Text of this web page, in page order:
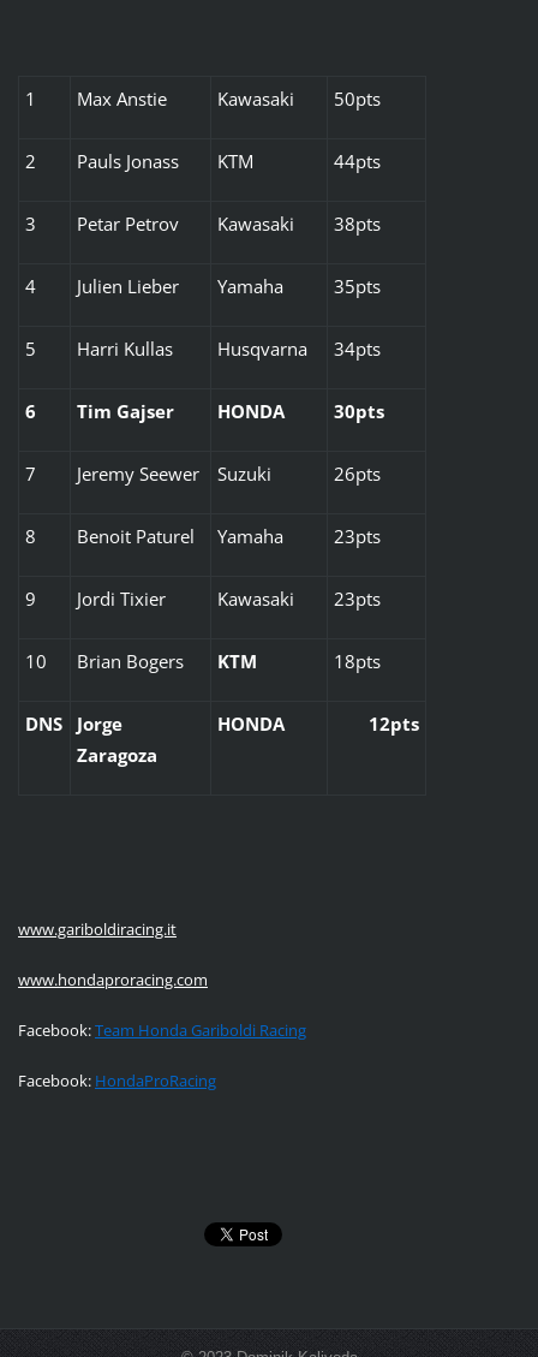
1 Max Anstie Kawasaki 50pts
2 Pauls Jonass KTM 44pts
3 Petar Petrov Kawasaki 38pts
4 Julien Lieber Yamaha 35pts
5 Harri Kullas Husqvarna 34pts
6 Tim Gajser HONDA 30pts
7 Jeremy Seewer Suzuki 26pts
8 Benoit Paturel Yamaha 23pts
9 Jordi Tixier Kawasaki 23pts
10 Brian Bogers KTM 18pts
DNS
Jorge
Zaragoza
HONDA 12pts
www.gariboldiracing.it
www.hondaproracing.com
Facebook:Team Honda Gariboldi Racing
Facebook: HondaProRacing